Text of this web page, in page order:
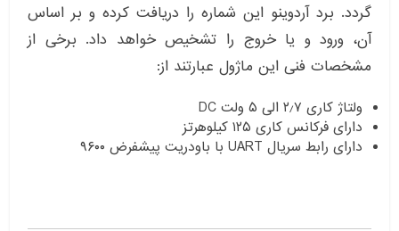
گردد. برد آردوینو این شماره را دریافت کرده و بر اساس
آن، ورود و یا خروج را تشخیص خواهد داد. برخی از
مشخصات فنی این ماژول عبارتند از:
ولتاژ کاری ۲٫۷ الی ۵ ولت DC
دارای فرکانس کاری ۱۲۵ کیلوهرتز
دارای رابط سریال UART با باودریت پیشفرض ۹۶۰۰